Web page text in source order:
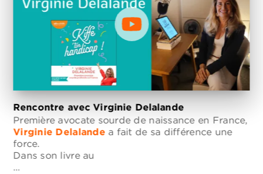
Rencontre avec Virginie Delalande
Première avocate sourde de naissance en France,
Virginie Delalande a fait de sa différence une
force.
Dans son livre au
…